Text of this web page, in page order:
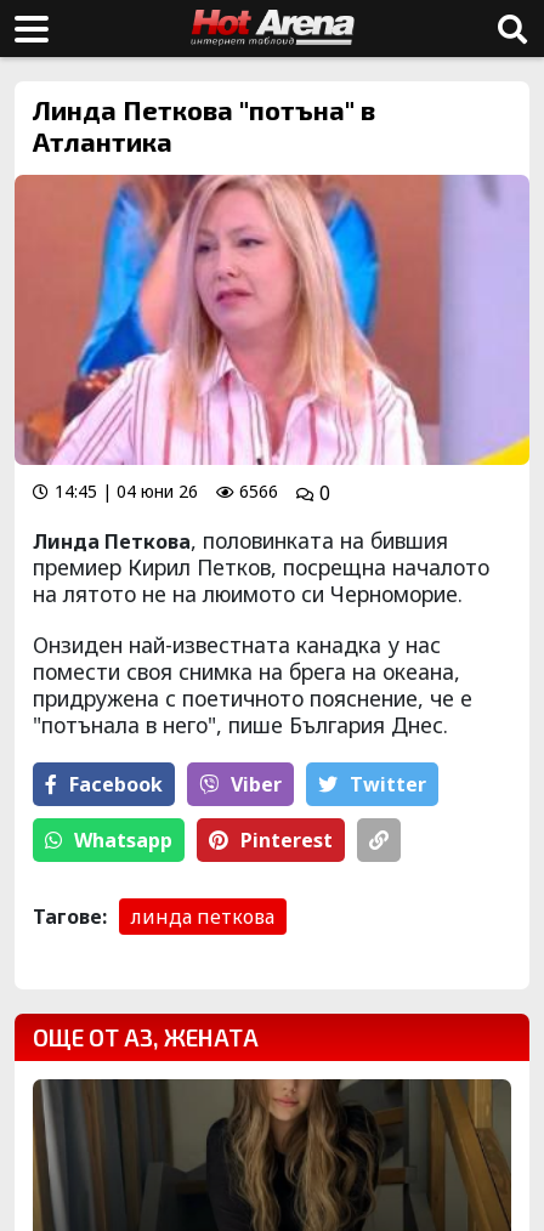
Линда Петкова "потъна" в
Атлантика
14:45 | 04 юни 26 6566
0
Линда Петкова, половинката на бившия
премиер Кирил Петков, посрещна началото
на лятото не на люимото си Черноморие.
Онзиден най-известната канадка у нас
помести своя снимка на брега на океана,
придружена с поетичното пояснение, че е
"потънала в него", пише България Днес.
Facebook Viber Тwitter
Whatsapp Pinterest
Тагове: линда петкова
ОЩЕ ОТ АЗ, ЖЕНАТА